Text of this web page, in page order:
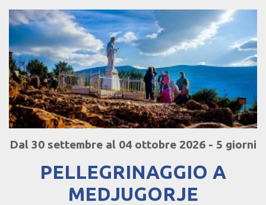
Dal 30 settembre al 04 ottobre 2026 - 5 giorni
PELLEGRINAGGIO A
MEDJUGORJE